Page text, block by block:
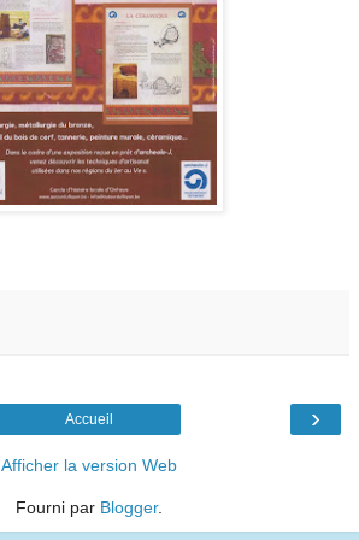
›
Accueil
Afficher la version Web
Fourni par Blogger.